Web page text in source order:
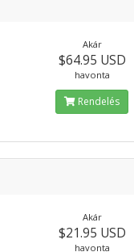
Akár
$64.95 USD
havonta
Rendelés
Akár
$21.95 USD
havonta